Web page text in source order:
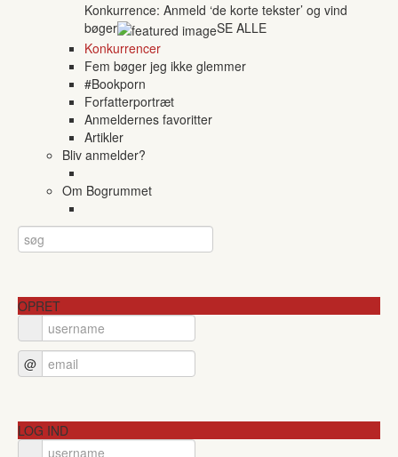
Konkurrence: Anmeld ‘de korte tekster’ og vind
bøger
SE ALLE
Konkurrencer
Fem bøger jeg ikke glemmer
#Bookporn
Forfatterportræt
Anmeldernes favoritter
Artikler
Bliv anmelder?
Om Bogrummet
OPRET
@
LOG IND